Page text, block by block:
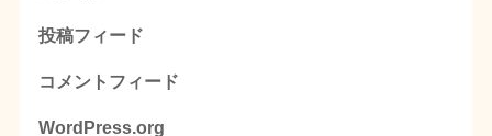
投稿フィード
コメントフィード
WordPress.org